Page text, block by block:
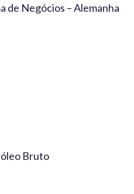
de Negócios – Alemanha
Bruto